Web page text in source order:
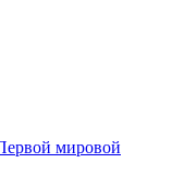
мировой